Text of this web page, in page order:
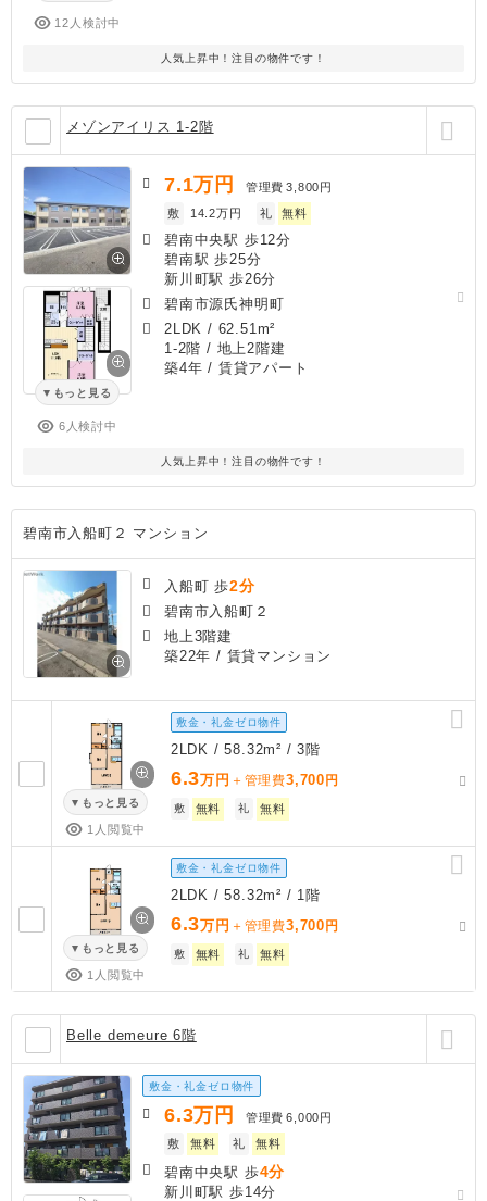
12人検討中
人気上昇中！注目の物件です！
メゾンアイリス 1-2階
もっと見る
6人検討中
7.1万円 管理費 3,800円
敷
14.2万円 礼 無料
碧南中央駅 歩12分
碧南駅 歩25分
新川町駅 歩26分
碧南市源氏神明町
2LDK / 62.51m²
1-2階 / 地上2階建
築4年 / 賃貸アパート
人気上昇中！注目の物件です！
碧南市入船町２ マンション
入船町 歩2分
碧南市入船町２
地上3階建
築22年 / 賃貸マンション
もっと見る
1人閲覧中
敷金・礼金ゼロ物件
2LDK / 58.32m² / 3階
6.3万円 ＋管理費3,700 円
敷 無料 礼 無料
もっと見る
1人閲覧中
敷金・礼金ゼロ物件
2LDK / 58.32m² / 1階
6.3万円 ＋管理費3,700 円
敷 無料 礼 無料
Belle demeure 6階
敷金・礼金ゼロ物件
6.3万円 管理費 6,000円
敷
無料 礼 無料
碧南中央駅 歩4分
新川町駅 歩14分